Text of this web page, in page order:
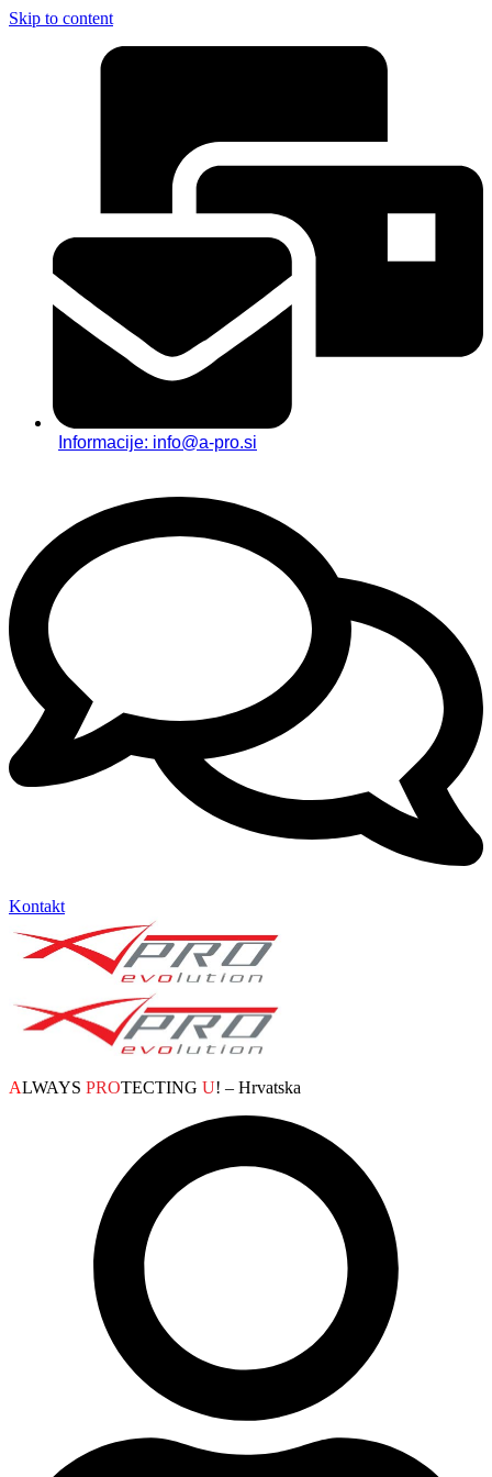
Skip to content
Informacije: info@a-pro.si
Kontakt
ALWAYS PROTECTING U! – Hrvatska